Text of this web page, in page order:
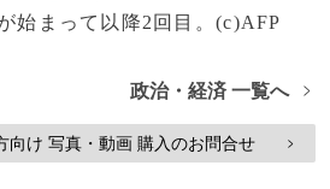
始まって以降2回目。(c)AFP
政治・経済 一覧へ >
向け 写真・動画 購入のお問合せ >